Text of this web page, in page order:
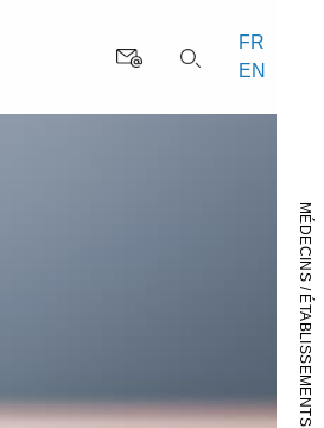
FR
EN
MÉDECINS / ÉTABLISSEMENTS